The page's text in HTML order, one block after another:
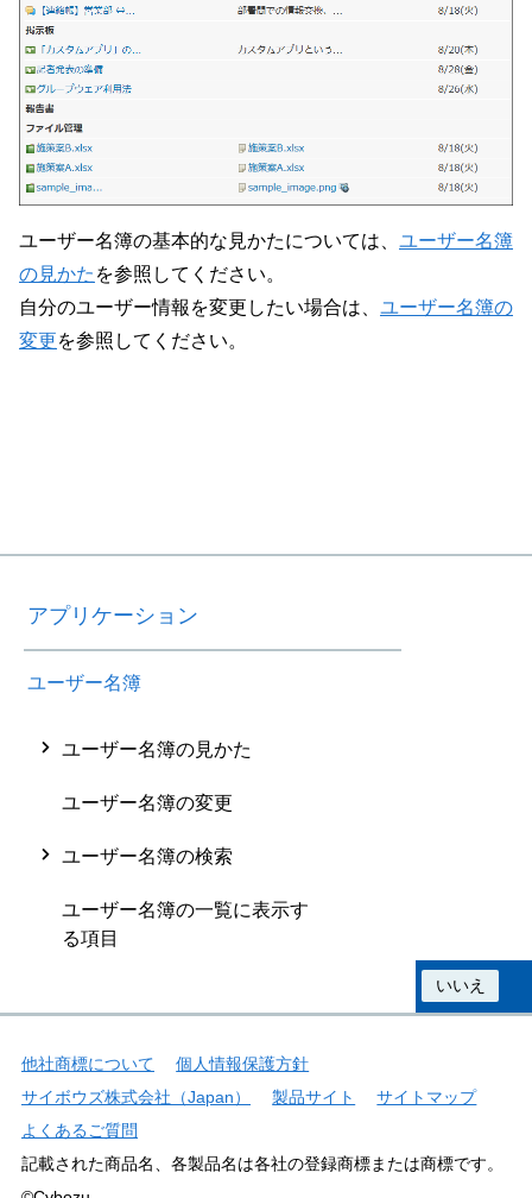
ユーザー名簿の基本的な見かたについては、 ユーザー名簿
の見かた を参照してください。
自分のユーザー情報を変更したい場合は、 ユーザー名簿の
変更を参照してください。
アプリケーション
ユーザー名簿
ユーザー名簿の見かた
ユーザー名簿の変更
ユーザー名簿の検索
ユーザー名簿の一覧に表示す
る項目
いいえ
他社商標について
個人情報保護方針
サイボウズ株式会社（Japan）
製品サイト
サイトマップ
よくあるご質問
記載された商品名、各製品名は各社の登録商標または商標です。